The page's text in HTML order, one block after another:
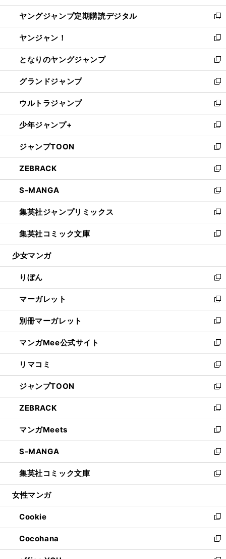
開
く
ウ
で
開
く
ン
ド
ウ
で
開
く
し
い
ウ
ィ
ン
ド
ウ
で
開
く
ヤングジャンプ定期購読デジタル
新
し
い
ウ
ィ
ン
ド
ウ
で
開
く
ヤンジャン！
新
し
い
ウ
ィ
ン
ド
ウ
で
開
く
となりのヤングジャンプ
新
し
い
ウ
ィ
ン
ド
ウ
で
開
く
グランドジャンプ
新
し
い
ウ
ィ
ン
ド
ウ
で
開
く
ウルトラジャンプ
新
し
い
ウ
ィ
ン
ド
ウ
で
開
く
少年ジャンプ+
新
し
い
ウ
ィ
ン
ド
ウ
で
開
く
ジャンプTOON
新
し
い
ウ
ィ
ン
ド
ウ
で
開
ZEBRACK
新
し
い
ウ
ィ
ン
ド
ウ
開
く
S-MANGA
新
し
い
ウ
ィ
ン
ウ
で
開
く
集英社ジャンプリミックス
新
し
い
ウ
ン
ド
ウ
で
開
く
集英社コミック文庫
新
し
ウ
ィ
ン
ド
ウ
で
開
く
少女マンガ
りぼん
新
し
い
ウ
ィ
ン
ド
ウ
で
開
く
マーガレット
新
し
い
ウ
ィ
ン
ド
ウ
で
開
く
別冊マーガレット
新
し
い
ウ
ィ
ン
ド
ウ
で
開
く
マンガMee公式サイト
新
し
い
ウ
ィ
ン
ド
ウ
で
開
く
リマコミ
新
し
い
ウ
ィ
ン
ド
ウ
で
開
く
ジャンプTOON
新
し
い
ウ
ィ
ン
ド
ウ
で
開
ZEBRACK
新
し
い
ウ
ィ
ン
ド
ウ
開
く
マンガMeets
新
し
い
ウ
ィ
ン
ウ
で
開
く
S-MANGA
新
し
い
ウ
ン
ド
ウ
で
開
集英社コミック文庫
新
し
ウ
ィ
ン
ド
ウ
女性マンガ
Cookie
新
し
い
ウ
Cocohana
新
し